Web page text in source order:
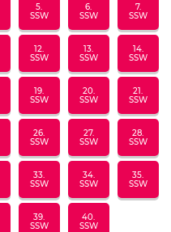
5.
SSW
6.
SSW
7.
SSW
12.
SSW
13.
SSW
14.
SSW
19.
SSW
20.
SSW
21.
SSW
26.
SSW
27.
SSW
28.
SSW
33.
SSW
34.
SSW
35.
SSW
39.
SSW
40.
SSW